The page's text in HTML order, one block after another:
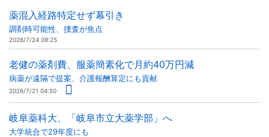
薬混入経路特定せず幕引き
調剤時可能性、捜査が焦点
2026/7/24 09:25
老健の薬剤費、服薬簡素化で月約40万円減
病薬が遠隔で提案、介護報酬算定にも貢献
2026/7/21 04:50
岐阜薬科大、「岐阜市立大薬学部」へ
大学統合で29年度にも